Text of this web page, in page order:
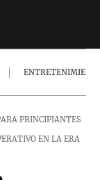
PRINCIPIANTES
EN LA ERA